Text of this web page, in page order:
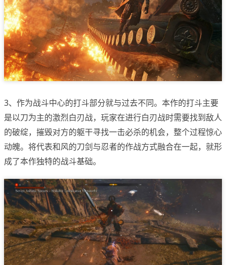
3、作为战斗中心的打斗部分就与过去不同。本作的打斗主要
是以刀为主的激烈白刃战，玩家在进行白刃战时需要找到敌人
的破绽，摧毁对方的躯干寻找一击必杀的机会，整个过程惊心
动魄。将代表和风的刀剑与忍者的作战方式融合在一起，就形
成了本作独特的战斗基础。